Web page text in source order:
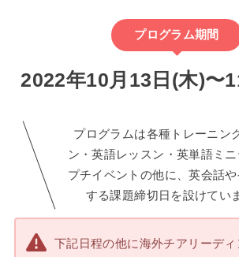
プログラム期間
2022年10月13日(木)〜
プログラムは各種トレーニン
ン・英語レッスン・英単語ミニ
プチイベントの他に、英会話
する課題締切日を設けてい
下記日程の他に海外チアリーデ